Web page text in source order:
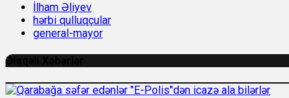
İlham Əliyev
hərbi qulluqçular
general-mayor
Əlaqəli Xəbərlər